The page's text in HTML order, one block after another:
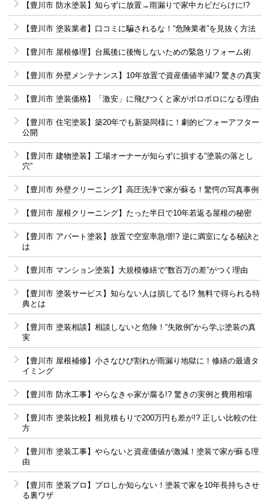
【豊川市 防水塗装】知らずに放置→雨漏りで家中カビだらけに!?
【豊川市 塗装業者】口コミに騙されるな！“危険業者”を見抜く方法
【豊川市 屋根修理】台風後に後悔しないための緊急リフォーム術
【豊川市 外壁メンテナンス】10年放置で資産価値半減!? 驚きの真実
【豊川市 塗装価格】「激安」に飛びつくと家がボロボロになる理由
【豊川市 住宅塗装】築20年でも新築同様に！劇的ビフォーアフター
公開
【豊川市 建物塗装】工場オーナーが知らずに損する“塗装の落とし
穴”
【豊川市 外壁クリーニング】高圧洗浄で家が蘇る！驚愕の写真事例
【豊川市 屋根クリーニング】たった半日で10年若返る屋根の秘密
【豊川市 アパート塗装】放置で空室率急増!? 逆に満室になる秘訣と
は
【豊川市 マンション塗装】大規模修繕で“数百万の差”がつく理由
【豊川市 塗装サービス】知らない人は損してる!? 無料で得られる特
典とは
【豊川市 塗装相談】相談しないと危険！“失敗例”から学ぶ塗装の真
実
【豊川市 屋根補修】小さなひび割れが雨漏り地獄に！修繕の最適タ
イミング
【豊川市 防水工事】やらなきゃ家が腐る!? 驚きの実例と費用相場
【豊川市 塗装比較】相見積もりで200万円も差が!? 正しい比較の仕
方
【豊川市 塗装工事】やらないと資産価値が激減！塗装で家が蘇る理
由
【豊川市 塗装プロ】プロしか知らない！塗装で家を10年長持ちさせ
る裏ワザ